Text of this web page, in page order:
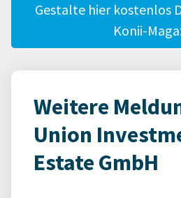
Gestalte hier kostenlos
Konii-
Weitere
Union
Estate GmbH